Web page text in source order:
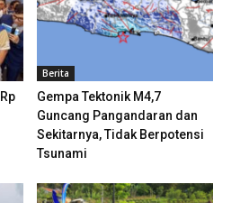
Berita
Gempa Tektonik M4,7
Guncang Pangandaran dan
Sekitarnya, Tidak Berpotensi
Tsunami